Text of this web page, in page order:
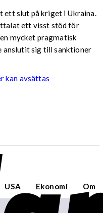
ett slut på kriget i Ukraina.
ett visst stöd för
mycket pragmatisk
anslutit sig till sanktioner
kan avsättas
USA Ekonomi Om